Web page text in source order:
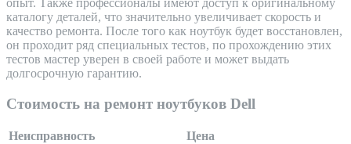
опыт. Также профессионалы имеют доступ к оригинальному
каталогу деталей, что значительно увеличивает скорость и
качество ремонта. После того как ноутбук будет восстановлен,
он проходит ряд специальных тестов, по прохождению этих
тестов мастер уверен в своей работе и может выдать
долгосрочную гарантию.
Стоимость на ремонт ноутбуков Dell
Неисправность
Цена